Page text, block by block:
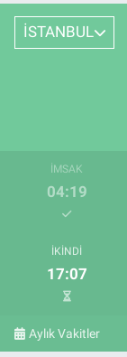
İSTANBUL
İMSAK
04:19
İKINDI
17:07
Aylık Vakitler